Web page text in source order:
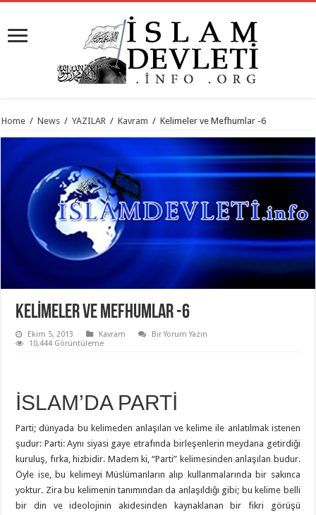
Home / News / YAZILAR / Kavram / Kelimeler ve Mefhumlar -6
KELIMELER VE MEFHUMLAR -6
Ekim 5, 2013 Kavram
Bir Yorum Yazın
10,444 Görüntüleme
İSLAM’DA PARTİ
Parti; dünyada bu kelimeden anlaşılan ve kelime ile anlatılmak istenen
şudur: Parti: Aynı siyasi gaye etrafında birleşenlerin meydana getirdiği
kuruluş, fırka, hizbidir. Madem ki, “Parti” kelimesinden anlaşılan budur.
Öyle ise, bu kelimeyi Müslümanların alıp kullanmalarında bir sakınca
yoktur. Zira bu kelimenin tanımından da anlaşıldığı gibi; bu kelime belli
bir din ve ideolojinin akidesinden kaynaklanan bir fikri görüşü